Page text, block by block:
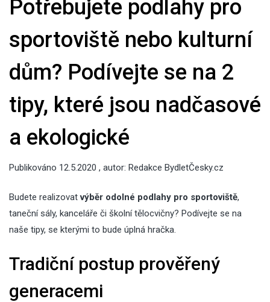
Potřebujete podlahy pro
sportoviště nebo kulturní
dům? Podívejte se na 2
tipy, které jsou nadčasové
a ekologické
Publikováno 12.5.2020 , autor: Redakce BydletČesky.cz
Budete realizovatvýběr odolné podlahy pro sportoviště,
taneční sály, kanceláře či školní tělocvičny? Podívejte se na
naše tipy, se kterými to bude úplná hračka.
Tradiční postup prověřený
generacemi